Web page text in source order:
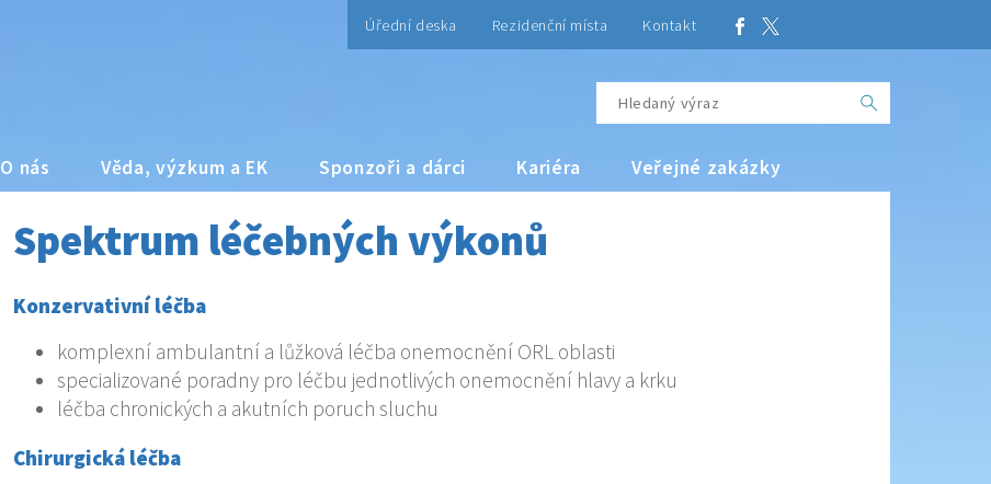
Úřední deska Rezidenční místa Kontakt
O nás Věda, výzkum a EK Sponzoři a dárci Kariéra Veřejné zakázky
Spektrum léčebných výkonů
Konzervativní léčba
komplexní ambulantní a lůžková léčba onemocnění ORL oblasti
specializované poradny pro léčbu jednotlivých onemocnění hlavy a krku
léčba chronických a akutních poruch sluchu
Chirurgická léčba